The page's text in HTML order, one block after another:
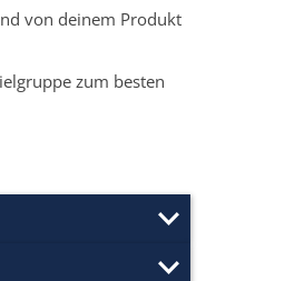
von deinem Produkt
zum besten